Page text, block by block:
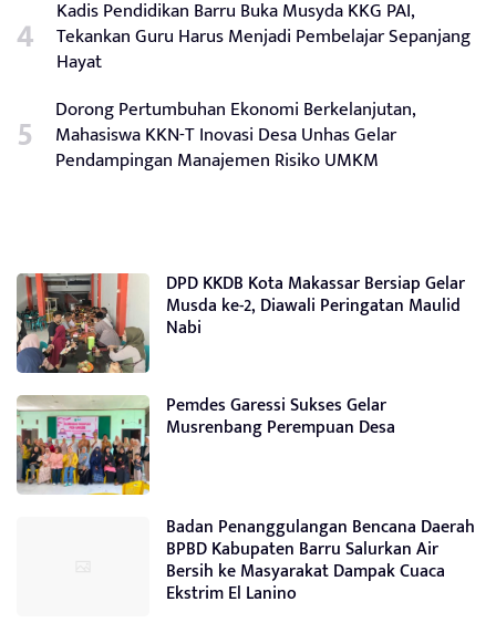
Kadis Pendidikan Barru Buka Musyda KKG PAI,
Tekankan Guru Harus Menjadi Pembelajar Sepanjang
Hayat
Dorong Pertumbuhan Ekonomi Berkelanjutan,
Mahasiswa KKN-T Inovasi Desa Unhas Gelar
Pendampingan Manajemen Risiko UMKM
DPD KKDB Kota Makassar Bersiap Gelar
Musda ke-2, Diawali Peringatan Maulid
Nabi
Pemdes Garessi Sukses Gelar
Musrenbang Perempuan Desa
Badan Penanggulangan Bencana Daerah
BPBD Kabupaten Barru Salurkan Air
Bersih ke Masyarakat Dampak Cuaca
Ekstrim El Lanino